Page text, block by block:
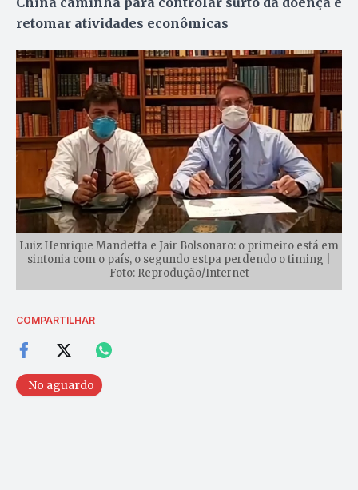
retomar atividades econômicas
Luiz Henrique Mandetta e Jair Bolsonaro: o primeiro está em
sintonia com o país, o segundo estpa perdendo o timing |
Foto: Reprodução/Internet
COMPARTILHAR
No aguardo